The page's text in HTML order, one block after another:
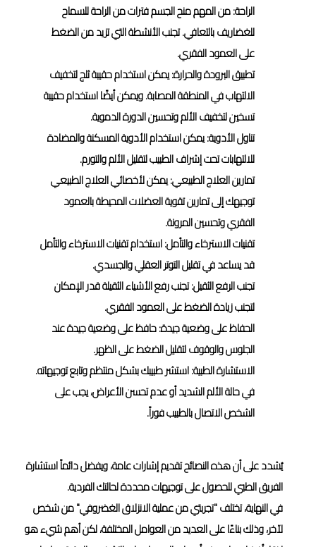
الراحة: من المهم منح الجسم فترات من الراحة للسماح
للغضاريف بالتعافي. تجنب الأنشطة التي تزيد من الضغط
على العمود الفقري.
تطبيق البرودة والحرارة: يمكن استخدام حقيبة ثلج لتخفيف
الالتهاب في المنطقة المصابة. ويمكن أيضًا استخدام حقيبة
تسخين لتخفيف الألم وتحسين الدورة الدموية.
تناول الأدوية: يمكن استخدام الأدوية المسكنة والمضادة
للالتهابات تحت إشراف الطبيب لتقليل الألم والتورم.
تمارين العلاج الطبيعي: يمكن لأخصائي العلاج الطبيعي
توجيهك إلى تمارين تقوية العضلات المحيطة بالعمود
الفقري وتحسين المرونة.
تقنيات الاسترخاء والتأمل: استخدام تقنيات الاسترخاء والتأمل
قد يساعد في تقليل التوتر العقلي والجسدي.
تجنب الرفع الثقيل: تجنب رفع الأشياء الثقيلة قدر الإمكان
لتجنب زيادة الضغط على العمود الفقري.
الحفاظ على وضعية جيدة: حافظ على وضعية جيدة عند
الجلوس والوقوف لتقليل الضغط على الظهر.
الاستشارة الطبية: استشر طبيبك بشكل منتظم وتابع توجيهاته.
في حالة الألم الشديد أو عدم تحسن الأعراض، يجب على
الشخص الاتصال بالطبيب فوراً.
يُشدد على أن هذه النصائح تقديم إشارات عامة، ويفضل دائماً استشارة
الفريق الطبي للحصول على توجيهات محددة لحالتك الفردية.
في النهاية، تختلف "تجربتي من عملية الانزلاق الغضروفي" من شخص
لآخر، وذلك بناءًا على العديد من العوامل المختلفة، لكن أهم شيء هو